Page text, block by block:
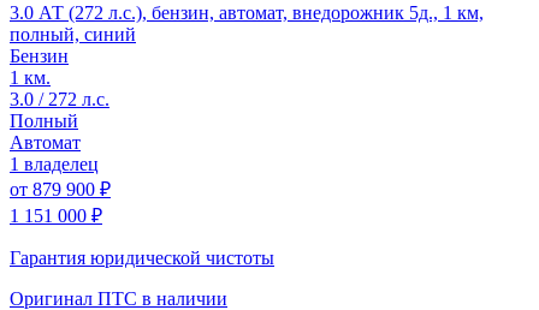
3.0 АТ (272 л.с.), бензин, автомат, внедорожник 5д., 1 км,
полный, синий
Бензин
1 км.
3.0 / 272 л.с.
Полный
Автомат
1 владелец
от 879 900 ₽
1 151 000 ₽
Гарантия юридической чистоты
Оригинал ПТС в наличии